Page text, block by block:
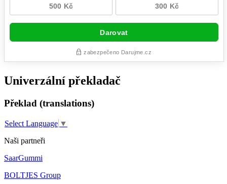
Univerzální překladač
Překlad (translations)
Select Language ▼
Naši partneři
SaarGummi
BOLTJES Group